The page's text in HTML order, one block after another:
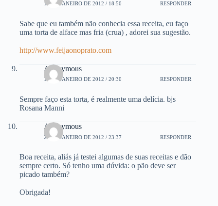
18 DE JANEIRO DE 2012 / 18:50 RESPONDER
Sabe que eu também não conhecia essa receita, eu faço
uma torta de alface mas fria (crua) , adorei sua sugestão.
http://www.feijaonoprato.com
Anonymous
18 DE JANEIRO DE 2012 / 20:30 RESPONDER
Sempre faço esta torta, é realmente uma delícia. bjs
Rosana Manni
Anonymous
23 DE JANEIRO DE 2012 / 23:37 RESPONDER
Boa receita, aliás já testei algumas de suas receitas e dão
sempre certo. Só tenho uma dúvida: o pão deve ser
picado também?
Obrigada!